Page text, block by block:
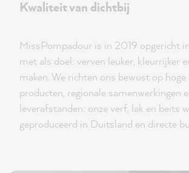
Kwaliteit van dichtbij
MissPompadour is in 2019 opgericht
met als doel: verven leuker, kleurrijker
maken. We richten ons bewust op
producten, regionale samenwerkingen
leverafstanden: onze verf, lak en beits
geproduceerd in Duitsland en directe